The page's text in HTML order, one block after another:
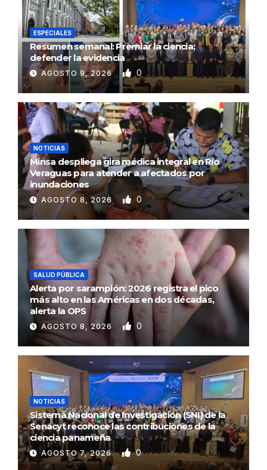
ESPECIALES
Resumen semanal: Premiar la ciencia;
defender la evidencia
AGOSTO 9, 2026 0
NOTICIAS
Minsa despliega gira médica integral en Río
Veraguas para atender a afectados por
inundaciones
AGOSTO 8, 2026 0
SALUD PÚBLICA
Alerta por sarampión: 2026 registra el pico
más alto en las Américas en dos décadas,
alerta la OPS
AGOSTO 8, 2026 0
NOTICIAS
Sistema Nacional de Investigación (SNI) de la
Senacyt reconoce las contribuciones de la
ciencia panameña
AGOSTO 7, 2026 0